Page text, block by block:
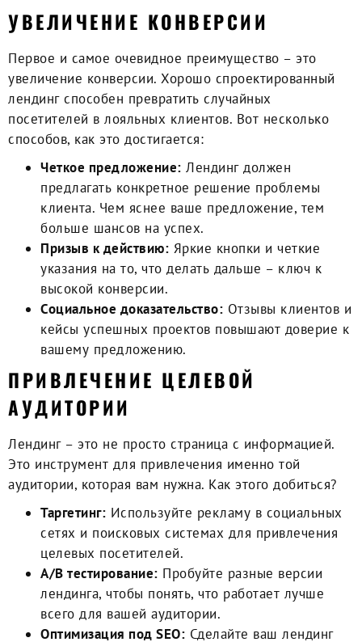
УВЕЛИЧЕНИЕ КОНВЕРСИИ
Первое и самое очевидное преимущество – это
увеличение конверсии. Хорошо спроектированный
лендинг способен превратить случайных
посетителей в лояльных клиентов. Вот несколько
способов, как это достигается:
Четкое предложение: Лендинг должен
предлагать конкретное решение проблемы
клиента. Чем яснее ваше предложение, тем
больше шансов на успех.
Призыв к действию: Яркие кнопки и четкие
указания на то, что делать дальше – ключ к
высокой конверсии.
Социальное доказательство: Отзывы клиентов и
кейсы успешных проектов повышают доверие к
вашему предложению.
ПРИВЛЕЧЕНИЕ ЦЕЛЕВОЙ
АУДИТОРИИ
Лендинг – это не просто страница с информацией.
Это инструмент для привлечения именно той
аудитории, которая вам нужна. Как этого добиться?
Таргетинг: Используйте рекламу в социальных
сетях и поисковых системах для привлечения
целевых посетителей.
A/B тестирование: Пробуйте разные версии
лендинга, чтобы понять, что работает лучше
всего для вашей аудитории.
Оптимизация под SEO: Сделайте ваш лендинг